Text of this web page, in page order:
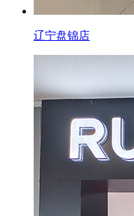
辽宁盘锦店